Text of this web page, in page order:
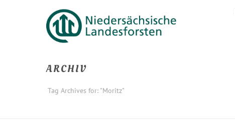
ARCHIV
Tag Archives for: "Moritz"